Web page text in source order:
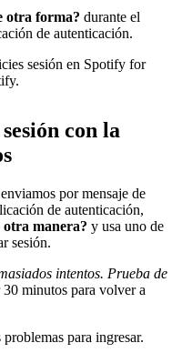
otra forma? durante el
de autenticación.
sesión en Spotify for
con la
por mensaje de
de autenticación,
otra manera? y usa uno de
sesión.
intentos. Prueba de
30 minutos para volver a
problemas para ingresar.